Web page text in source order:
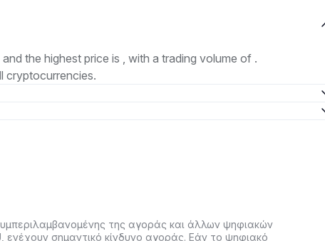
the highest price is , with a trading volume of .
cryptocurrencies.
της αγοράς και άλλων ψηφιακών
ενέχουν σημαντικό κίνδυνο αγοράς. Εάν το ψηφιακό